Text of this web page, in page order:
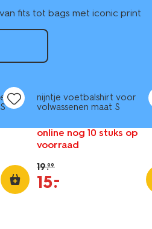
fits tot bags met iconic print
nijntje voetbalshirt voor
volwassenen maat S
online nog 10 stuks op
voorraad
19.99
15.
–